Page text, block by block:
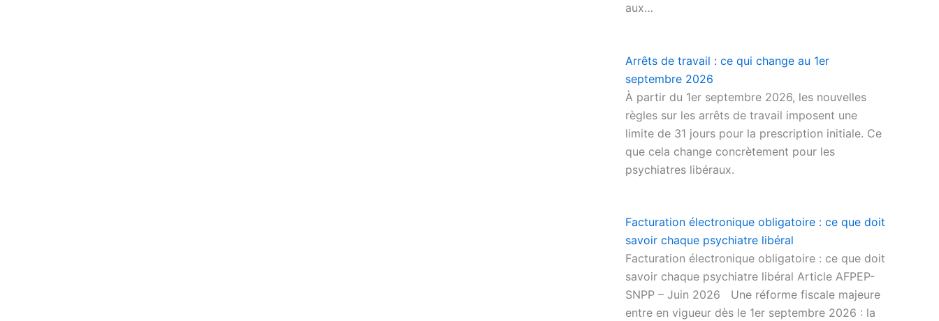
aux…
Arrêts de travail : ce qui change au 1er
septembre 2026
À partir du 1er septembre 2026, les nouvelles
règles sur les arrêts de travail imposent une
limite de 31 jours pour la prescription initiale. Ce
que cela change concrètement pour les
psychiatres libéraux.
Facturation électronique obligatoire : ce que doit
savoir chaque psychiatre libéral
Facturation électronique obligatoire : ce que doit
savoir chaque psychiatre libéral Article AFPEP-
SNPP – Juin 2026 Une réforme fiscale majeure
entre en vigueur dès le 1er septembre 2026 : la